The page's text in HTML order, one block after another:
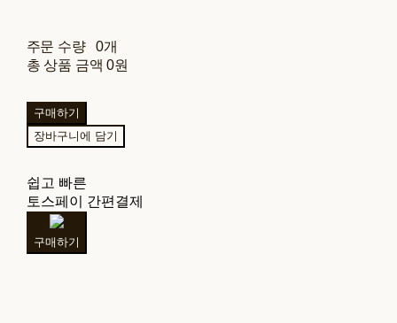
주문 수량
0개
총 상품 금액 0원
구매하기
장바구니에 담기
쉽고 빠른
토스페이 간편결제
구매하기